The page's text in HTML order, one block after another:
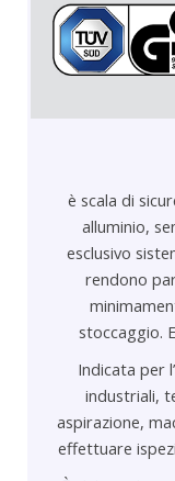
è scala di
alluminio,
esclusivo
rendono
stoccaggio.
Indicata per
industriali,
aspirazione,
effettuare